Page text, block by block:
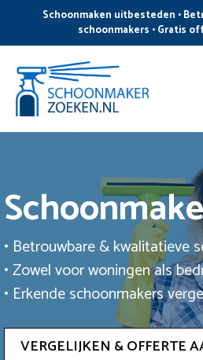
de
inhoud
Schoonmaken uitbesteden •
schoonmakers • Gratis
• Betrouwbare & kwalitatieve
• Zowel voor woningen als
• Erkende schoonmakers
VERGELIJKEN & OFFERTE